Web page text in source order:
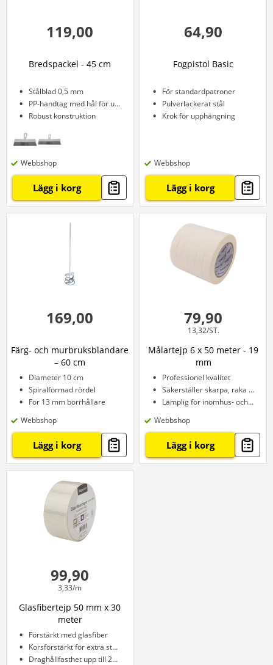
119,00
Bredspackel - 45 cm
Stålblad 0,5 mm
PP-handtag med hål för upphängning
Robust konstruktion
Webbshop
Lägg i korg
64,90
Fogpistol Basic
För standardpatroner
Pulverlackerat stål
Krok för upphängning
Webbshop
Lägg i korg
169,00
Färg- och murbruksblandare
– 60 cm
Diameter 10 cm
Spiralformad rördel
För 13 mm borrhållare
Webbshop
Lägg i korg
79,90
13,32/ST.
Målartejp 6 x 50 meter - 19
mm
Professionel kvalitet
Säkerställer skarpa, raka kanter
Lämplig för inomhus- och utomhusbruk
Webbshop
Lägg i korg
99,90
3,33/m
Glasfibertejp 50 mm x 30
meter
Förstärkt med glasfiber
Korsförstärkt för extra styrka
Draghållfasthet upp till 200 kg